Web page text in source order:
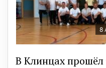
8
В Клинцах прошёл